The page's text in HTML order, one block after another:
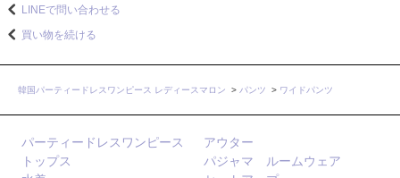
LINEで問い合わせる
買い物を続ける
韓国パーティードレスワンピース レディースマロン > パンツ > ワイドパンツ
パーティードレスワンピース
アウター
トップス
パジャマ ルームウェア